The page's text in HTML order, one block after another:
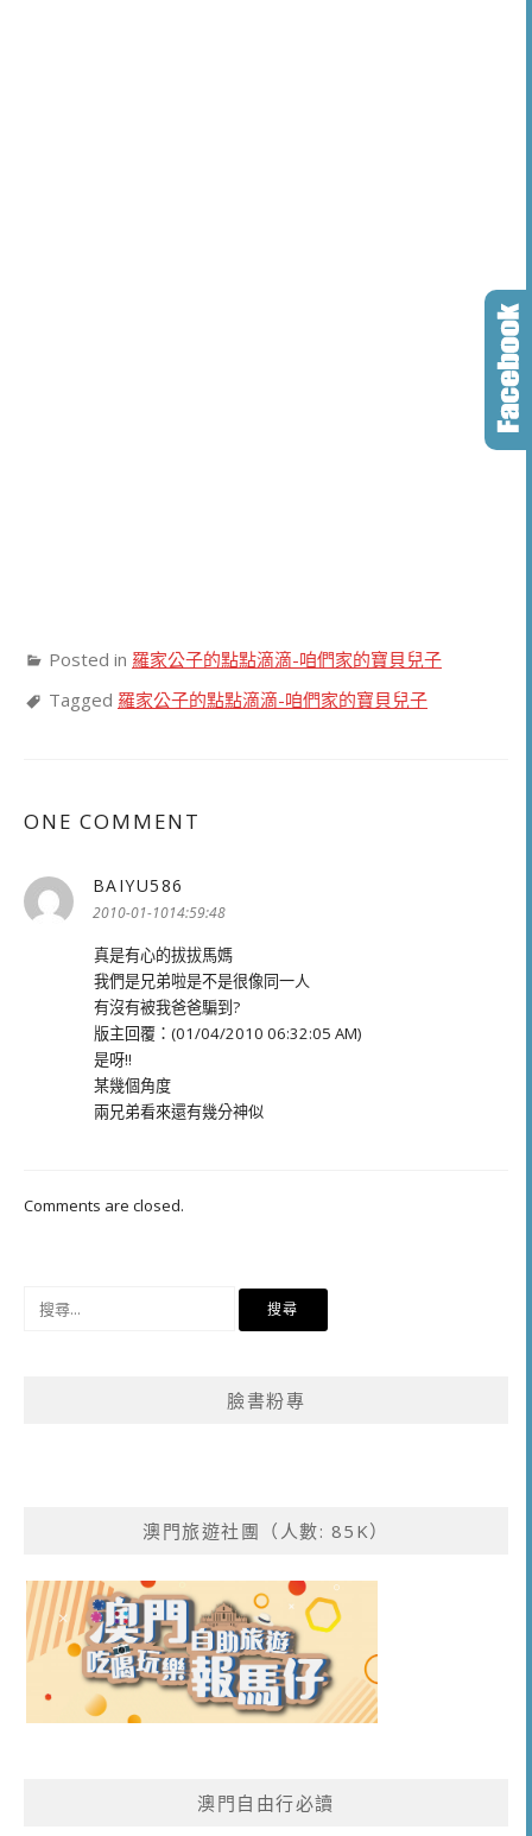
Posted in 羅家公子的點點滴滴-咱們家的寶貝兒子
Tagged 羅家公子的點點滴滴-咱們家的寶貝兒子
ONE COMMENT
BAIYU586
示:
2010-01-1014:59:48
真是有心的拔拔馬媽
我們是兄弟啦是不是很像同一人
有沒有被我爸爸騙到?
版主回覆：(01/04/2010 06:32:05 AM)
是呀!!
某幾個角度
兩兄弟看來還有幾分神似
Comments are closed.
臉書粉專
澳門旅遊社團（人數: 85K）
澳門自由行必讀